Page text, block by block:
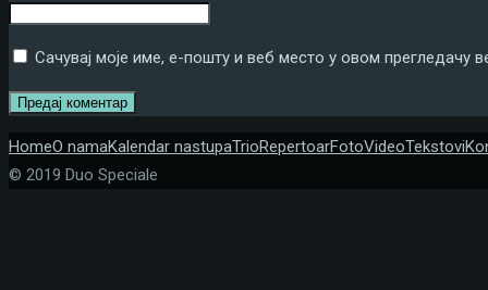
Сачувај моје име, е-пошту и веб место у овом прегледачу
HomeO namaKalendar nastupaTrioRepertoarFotoVideoTekstovi
© 2019 Duo Speciale